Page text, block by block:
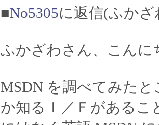
■No5305に返信(ふか
ふかざわさん、こんに
MSDN を調べてみた
か知るＩ／Ｆがあるこ